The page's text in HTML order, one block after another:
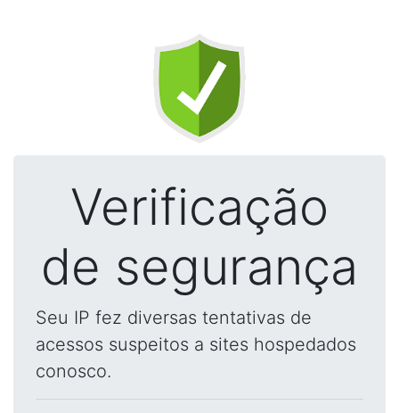
Verificação
de segurança
Seu IP fez diversas tentativas de
acessos suspeitos a sites hospedados
conosco.